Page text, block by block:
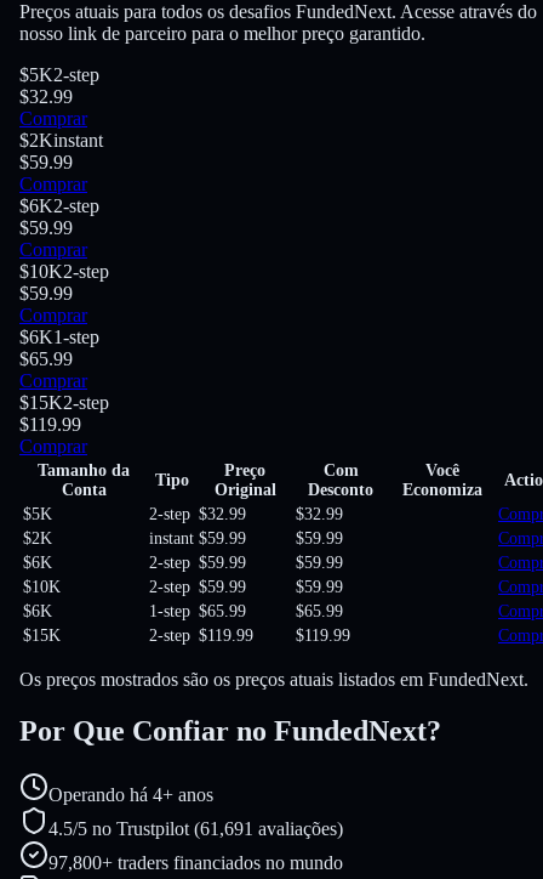
Preços atuais para todos os desafios FundedNext. Acesse através do
nosso link de parceiro para o melhor preço garantido.
$5K2-step
$32.99
Comprar
$2Kinstant
$59.99
Comprar
$6K2-step
$59.99
Comprar
$10K2-step
$59.99
Comprar
$6K1-step
$65.99
Comprar
$15K2-step
$119.99
Comprar
Tamanho da
Conta
Tipo
Preço
Original
Com
Desconto
Você
Economiza
$5K
2-step $32.99 $32.99
$2K
instant $59.99 $59.99
$6K
2-step $59.99 $59.99
$10K
2-step $59.99 $59.99
$6K
1-step $65.99 $65.99
$15K
2-step $119.99 $119.99
Os preços mostrados são os preços atuais listados em FundedNext.
Por Que Confiar no FundedNext?
Operando há 4+ anos
4.5/5 no Trustpilot (61,691 avaliações)
97,800+ traders financiados no mundo